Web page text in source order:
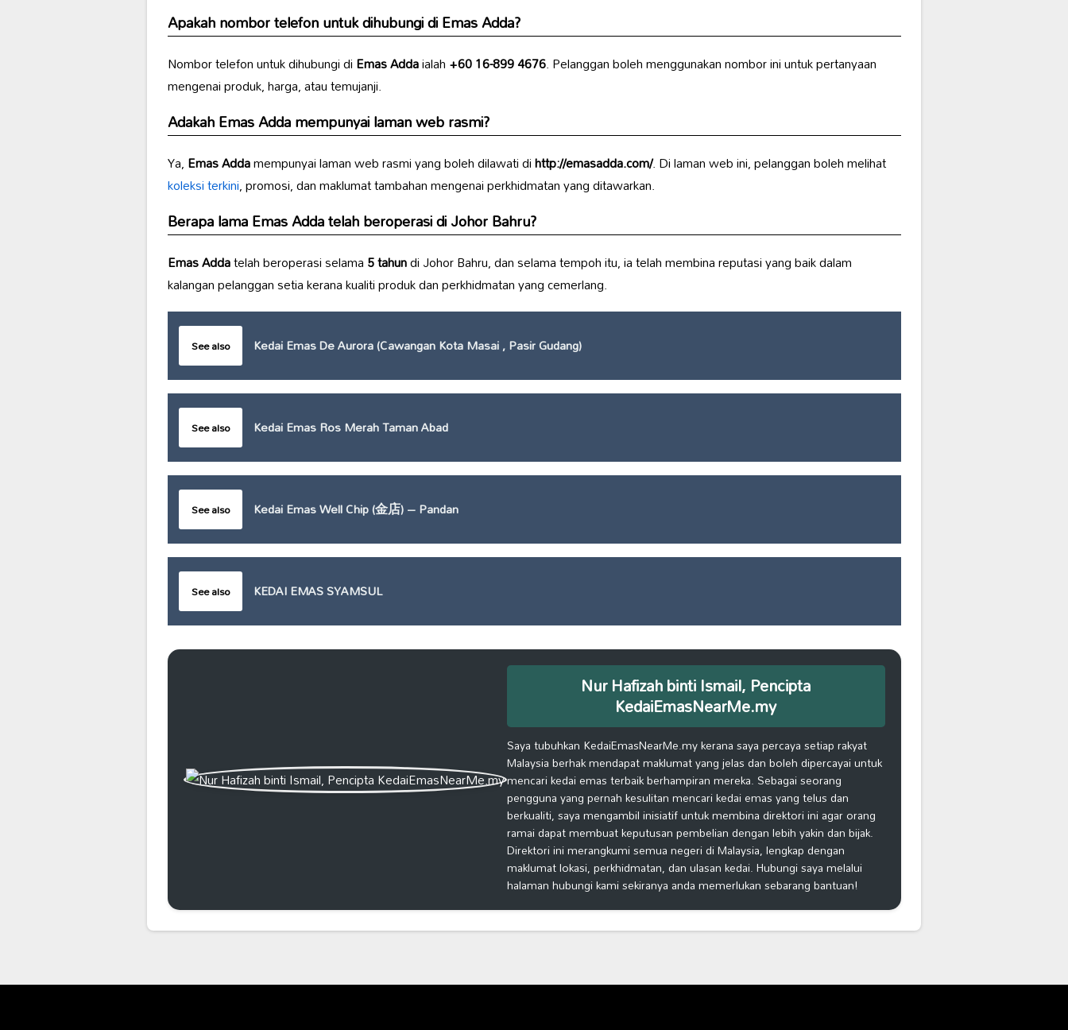
Apakah nombor telefon untuk dihubungi diEmas Adda?
Nombor telefon untuk dihubungi diEmas Addaialah+60 16-899 4676. Pelanggan boleh menggunakan nombor ini untuk pertanyaan
mengenai produk, harga, atau temujanji.
AdakahEmas Addamempunyai laman web rasmi?
Ya,Emas Addamempunyai laman web rasmi yang boleh dilawati dihttp://emasadda.com/. Di laman web ini, pelanggan boleh melihat
koleksi terkini, promosi, dan maklumat tambahan mengenai perkhidmatan yang ditawarkan.
Berapa lamaEmas Addatelah beroperasi di Johor Bahru?
Emas Addatelah beroperasi selama5 tahundi Johor Bahru, dan selama tempoh itu, ia telah membina reputasi yang baik dalam
kalangan pelanggan setia kerana kualiti produk dan perkhidmatan yang cemerlang.
See also Kedai Emas De Aurora (Cawangan Kota Masai , Pasir Gudang)
See also Kedai Emas Ros Merah Taman Abad
See also Kedai Emas Well Chip (金店) – Pandan
See also KEDAI EMAS SYAMSUL
Nur Hafizah binti Ismail, Pencipta
KedaiEmasNearMe.my
Saya tubuhkan KedaiEmasNearMe.my kerana saya percaya setiap rakyat
Malaysia berhak mendapat maklumat yang jelas dan boleh dipercayai untuk
mencari kedai emas terbaik berhampiran mereka. Sebagai seorang
pengguna yang pernah kesulitan mencari kedai emas yang telus dan
berkualiti, saya mengambil inisiatif untuk membina direktori ini agar orang
ramai dapat membuat keputusan pembelian dengan lebih yakin dan bijak.
Direktori ini merangkumi semua negeri di Malaysia, lengkap dengan
maklumat lokasi, perkhidmatan, dan ulasan kedai. Hubungi saya melalui
halaman hubungi kami sekiranya anda memerlukan sebarang bantuan!